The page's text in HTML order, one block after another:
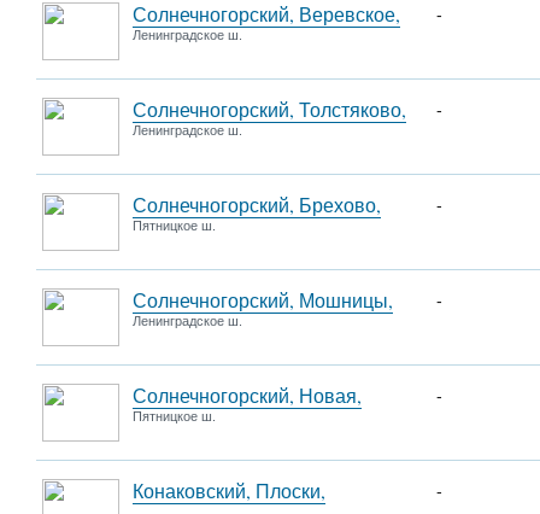
Солнечногорский, Веревское,
Ленинградское ш.
-
Солнечногорский, Толстяково,
Ленинградское ш.
-
Солнечногорский, Брехово,
Пятницкое ш.
-
Солнечногорский, Мошницы,
Ленинградское ш.
-
Солнечногорский, Новая,
Пятницкое ш.
-
Конаковский, Плоски, -